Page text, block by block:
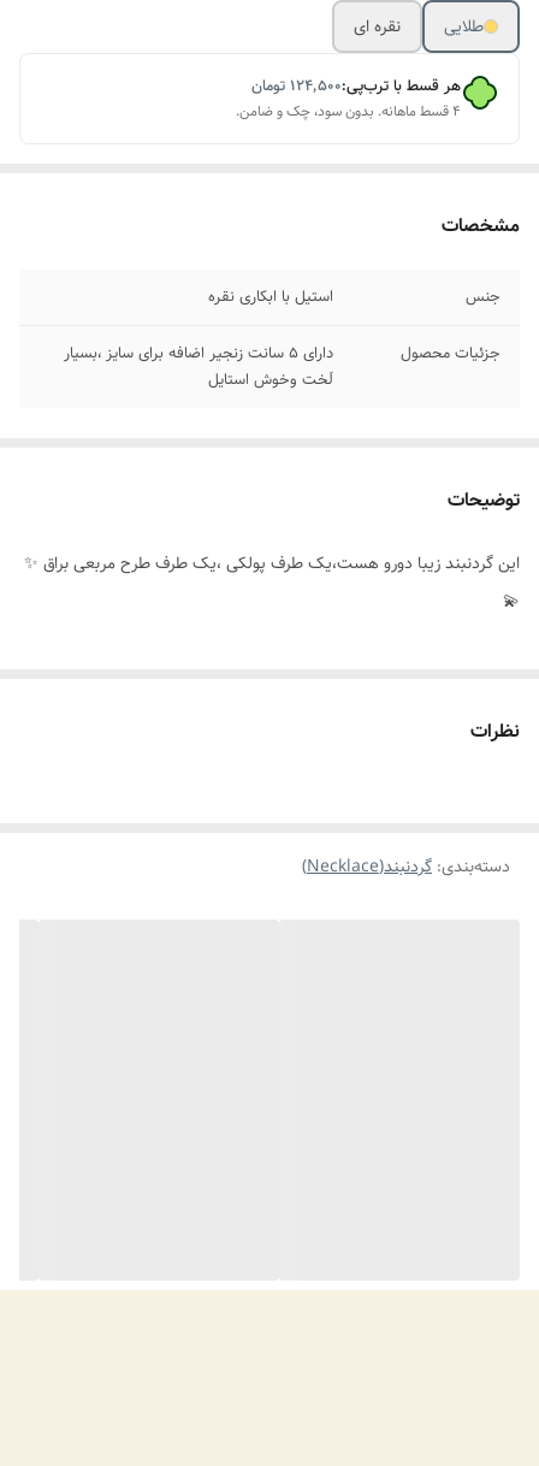
طلایی
نقره ای
هر قسط با ترب‌پی:۱۲۴٬۵۰۰تومان
۴ قسط ماهانه. بدون سود، چک و ضامن.
مشخصات
جنس استیل با ابکاری نقره
جزئیات محصول
دارای ۵ سانت زنجیر اضافه برای سایز ،بسیار
لَخت وخوش استایل
توضیحات
این گردنبند زیبا دورو هست،یک طرف پولکی ،یک طرف طرح مربعی براق ✨️
💫
نظرات
دسته‌بندی: گردنبند(Necklace)